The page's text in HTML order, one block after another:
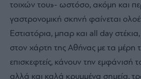
τοιχών του»- ωστόσο, ακόμη και
γαστρονομική σκηνή φαίνεται
Εστιατόρια, μπαρ και all day
στον χάρτη της Αθήνας με τα μέρη
επισκεφτείς, κάνουν την εμφάνισή
αλλά και καλά κρυμμένα σημεία,